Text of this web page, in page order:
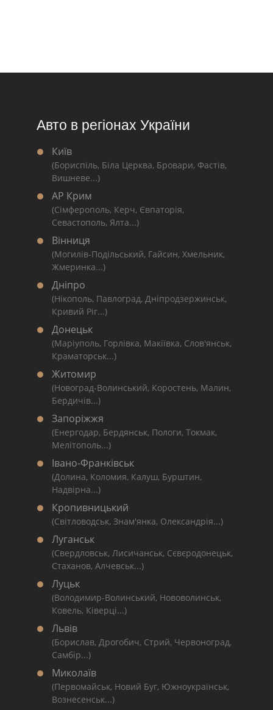
Авто в регіонах України
Київ
(Бориспіль, Біла Церква, Бровари, Фастів,
Вишневе...)
АР Крим
(Сімферополь, Керч, Євпаторія,
Севастополь, Ялта...)
Вінниця
(Могилів-Подільський, Гайсин, Хмельник,
Жмеринка...)
Дніпро
(Нікополь, Павлоград, Дніпродзержинськ,
Кривий Ріг...)
Донецьк
(Маріуполь, Горлівка, Макіївка, Слов'янськ,
Краматорськ...)
Житомир
(Новоград-Волинський, Коростень, Малин,
Бердичів...)
Запоріжжя
(Енергодар, Бердянськ, Пологи, Токмак,
Мелітополь...)
Івано-Франківськ
(Долина, Коломия, Калуш, Бурштин,
Надвірна...)
Кропивницький
(Світловодськ, Знам'янка, Олександрія...)
Луганськ
(Свердловськ, Лисичанськ, Сєвєродонецьк,
Стаханов, Алчевськ...)
Луцьк
(Володимир-Волинський, Нововолинськ,
Ковель, Ківерці...)
Львів
(Борислав, Дрогобич, Стрий, Червоноград,
Самбір...)
Миколаїв
(Первомайськ, Новий Буг, Южноукраїнськ,
Вознесенськ...)